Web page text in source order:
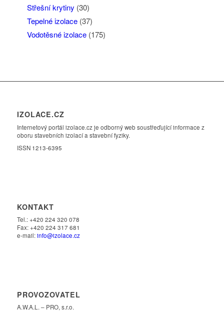
Střešní krytiny (30)
Tepelné izolace(37)
Vodotěsné izolace(175)
IZOLACE.CZ
Internetový portál izolace.cz je odborný web soustřeďující informace z
oboru stavebních izolací a stavební fyziky.
ISSN 1213-6395
KONTAKT
Tel.: +420 224 320 078
Fax: +420 224 317 681
e-mail:info@izolace.cz
PROVOZOVATEL
A.W.A.L. – PRO, s.r.o.